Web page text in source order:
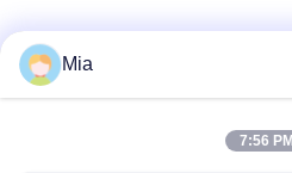
Bad Request
Mia
7:56 PM